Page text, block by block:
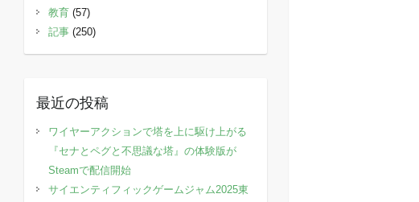
教育(57)
記事(250)
最近の投稿
ワイヤーアクションで塔を上に駆け上がる
『セナとペグと不思議な塔』の体験版が
Steamで配信開始
サイエンティフィックゲームジャム2025東